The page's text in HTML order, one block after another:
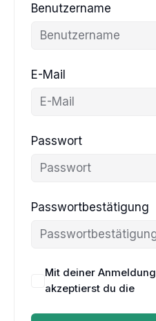
Benutzername
E-Mail
Passwort
Passwortbestätigung
Mit deiner Anmeldung
akzeptierst du die